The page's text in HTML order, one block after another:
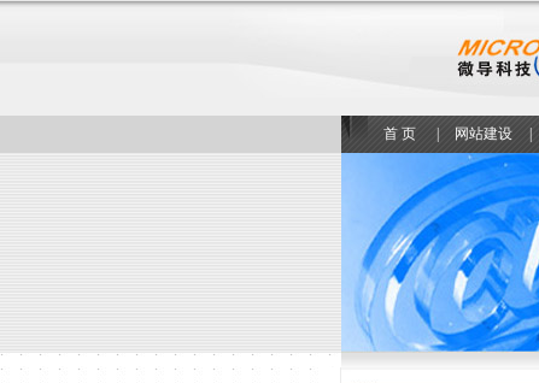
首 页 网站建设